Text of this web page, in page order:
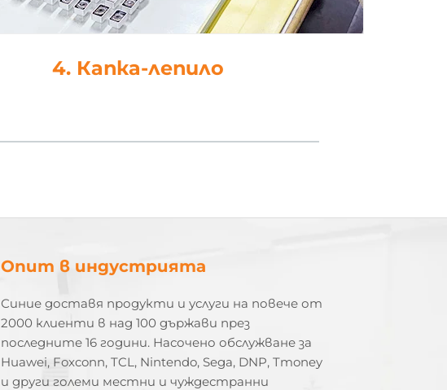
Опит в индустрията
Синие доставя продукти и услуги на повече от
2000 клиенти в над 100 държави през
последните 16 години. Насочено обслужване за
Huawei, Foxconn, TCL, Nintendo, Sega, DNP, Tmoney
и други големи местни и чуждестранни